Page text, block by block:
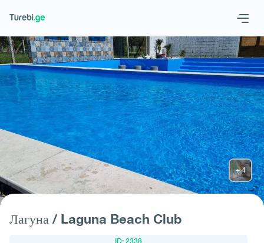
Geo Eng
Запросить отель
Лагуна / Laguna Beach Club
ID: 2338